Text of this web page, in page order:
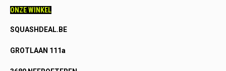
ONZE WINKEL
SQUASHDEAL.BE
GROTLAAN 111a